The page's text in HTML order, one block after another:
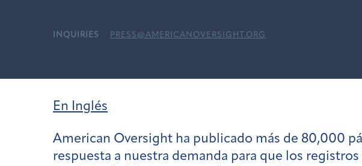
INQUIRIES PRESS@AMERICANOVERSIGHT.ORG
En Inglés
American Oversight ha publicado más de 80,000
respuesta a nuestra demanda para que los